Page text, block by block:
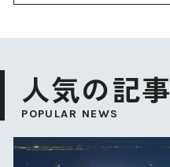
人気の記事
POPULAR NEWS